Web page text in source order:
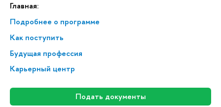
Главная:
Подробнее о программе
Как поступить
Будущая профессия
Карьерный центр
Подать документы